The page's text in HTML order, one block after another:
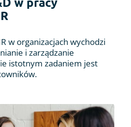
w organizacjach wychodzi
i zarządzanie
istotnym zadaniem jest